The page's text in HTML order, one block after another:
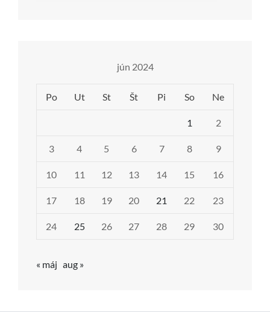
jún 2024
Po Ut St Št Pi So Ne
1 2
3 4 5 6 7 8 9
10 11 12 13 14 15 16
17 18 19 20 21 22 23
24 25 26 27 28 29 30
« máj aug »